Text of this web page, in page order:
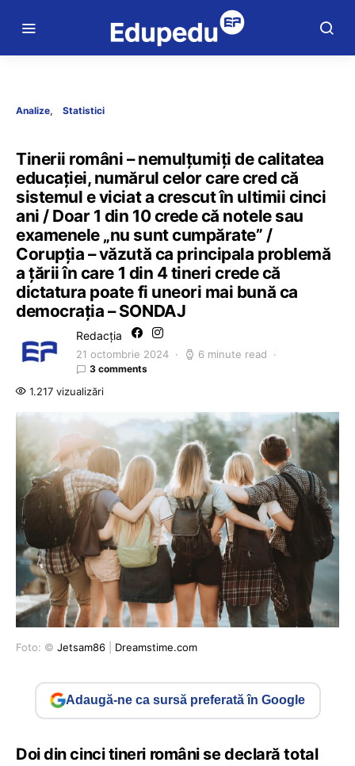
Analize Statistici
Tinerii români – nemulțumiți de calitatea
educației, numărul celor care cred că
sistemul e viciat a crescut în ultimii cinci
ani / Doar 1 din 10 crede că notele sau
examenele „nu sunt cumpărate” /
Corupția – văzută ca principala problemă
a țării în care 1 din 4 tineri crede că
dictatura poate fi uneori mai bună ca
democrația – SONDAJ
Redacția
21 octombrie 2024 6 minute read
3 comments
1.217 vizualizări
Foto: © Jetsam86 Dreamstime.com
Adaugă-ne ca sursă preferată în Google
Doi din cinci tineri români se declară total